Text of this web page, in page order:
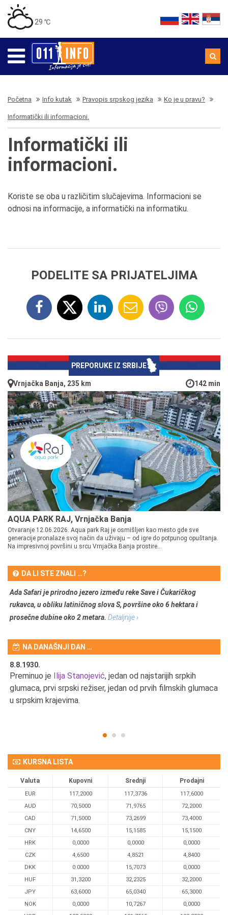
29 ℃
Početna Info kutak Pravopis srpskog jezika Ko je u pravu?
Informatički ili informacioni.
Informatički ili
informacioni.
Koriste se oba u različitim slučajevima. Informacioni se
odnosi na informacije, a informatički na informatiku.
PODELITE SA PRIJATELJIMA
PREPORUKE IZ SRBIJE
Vrnjačka Banja, 235 km 142 min
AQUA PARK RAJ, Vrnjačka Banja
Otvaranje 12.06.2026. Aqua park Raj je osmišljen kao mesto gde sve
generacije pronalaze svoj način da uživaju – od igre do potpunog opuštanja.
Na impresivnoj površini u srcu Vrnjačka Banja prostire...
DA LI STE ZNALI …?
Ada Safari je prirodno jezero između reke Save i Čukaričkog
rukavca, u obliku latiničnog slova S, površine oko 6 hektara i
prosečne dubine oko 2 metara. Detaljnije ›
NA DANAŠNJI DAN …
8.8.1930.
Preminuo je Ilija Stanojević, jedan od najstarijih srpkih
glumaca, prvi srpski režiser, jedan od prvih filmskih glumaca
u srpskim krajevima.
KURSNA LISTA
Valuta Kupovni Srednji Prodajni
EUR 117,2000 117,3736
117,6000
AUD
70,5000 71,9765
72,2000
CAD
71,5000 73,2699
73,4000
CNY
14,6500 15,1585
15,1500
HRK
0,0000 0,0000
0,0000
CZK
4,6500 4,8521
4,8400
DKK
0.0000 15,7073
0,0000
HUF
31,3200 32,2325
32,2000
JPY
63,6000 65,0340
65,3000
NOK
0,0000 10,7267
0,0000